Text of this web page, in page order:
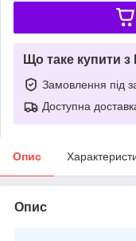
Що таке купити
Замовлення під
Доступна
Опис
Опис